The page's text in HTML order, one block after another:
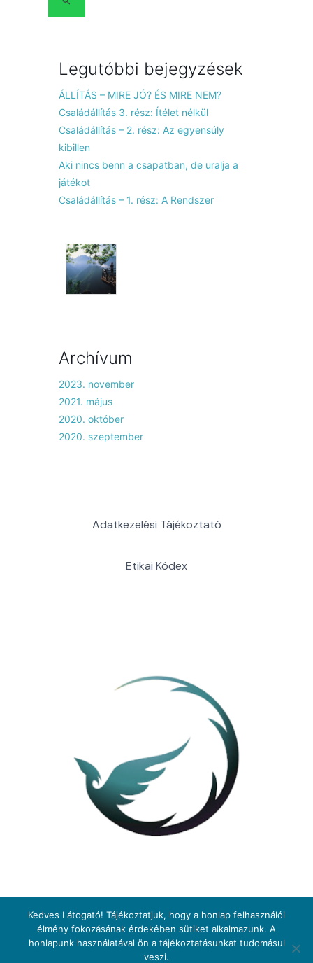
Legutóbbi bejegyzések
ÁLLÍTÁS – MIRE JÓ? ÉS MIRE NEM?
Családállítás 3. rész: Ítélet nélkül
Családállítás – 2. rész: Az egyensúly
kibillen
Aki nincs benn a csapatban, de uralja a
játékot
Családállítás – 1. rész: A Rendszer
Archívum
2023. november
2021. május
2020. október
2020. szeptember
Adatkezelési Tájékoztató
Etikai Kódex
© 2026 Samodai Katalin
Kedves Látogató! Tájékoztatjuk, hogy a honlap felhasználói
élmény fokozásának érdekében sütiket alkalmazunk. A
honlapunk használatával ön a tájékoztatásunkat tudomásul
veszi.